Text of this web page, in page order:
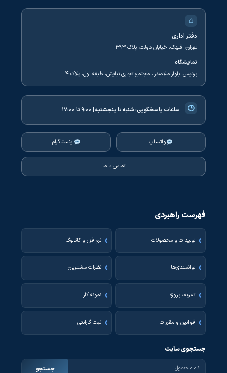
⌂
دفتر اداری
تهران، قلهک، خیابان دولت، پلاک ۳۹۳
نمایشگاه
پردیس، بلوار ملاصدرا، مجتمع تجاری نیایش، طبقه اول، پلاک ۴
◷ ساعات پاسخگویی:شنبه تا پنجشنبه | ۹:۰۰ تا ۱۷:۰۰
واتساپ اینستاگرام
تماس با ما
فهرست راهبردی
تولیدات و محصولات نرم‌افزار و کاتالوگ
توانمندی‌ها نظرات مشتریان
تعریف پروژه نمونه کار
قوانین و مقررات ثبت گارانتی
جستجوی سایت
جستجو